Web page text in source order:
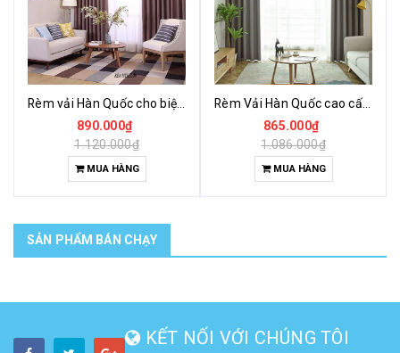
890.000₫
1.120.000₫
MUA HÀNG
Rèm Vải Hàn Quốc cao cấp cho phòng khách
865.000₫
1.086.000₫
MUA HÀNG
SẢN PHẨM BÁN CHẠY
KẾT NỐI VỚI CHÚNG TÔI